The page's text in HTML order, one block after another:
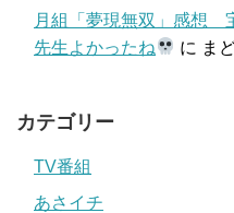
月組「夢現無双」感想
先生よかったね
に ま
カテゴリー
TV番組
あさイチ